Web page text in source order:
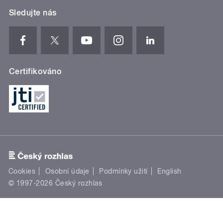
Sledujte nás
Certifikováno
Cookies Osobní údaje Podmínky užití
English
© 1997-2026 Český rozhlas